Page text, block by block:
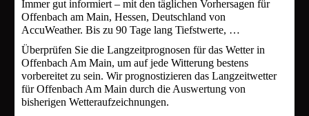
Immer gut informiert – mit den täglichen Vorhersagen für
Offenbach am Main, Hessen, Deutschland von
AccuWeather. Bis zu 90 Tage lang Tiefstwerte, …
Überprüfen Sie die Langzeitprognosen für das Wetter in
Offenbach Am Main, um auf jede Witterung bestens
vorbereitet zu sein. Wir prognostizieren das Langzeitwetter
für Offenbach Am Main durch die Auswertung von
bisherigen Wetteraufzeichnungen.